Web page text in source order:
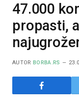
47.000
propasti,
AUTOR BORBA.RS